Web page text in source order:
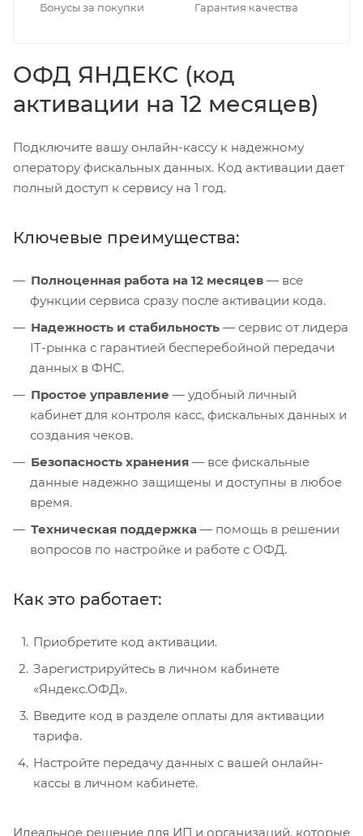
Бонусы за покупки Гарантия качества
ОФД ЯНДЕКС (код
активации на 12 месяцев)
Подключите вашу онлайн-кассу к надежному
оператору фискальных данных. Код активации дает
полный доступ к сервису на 1 год.
Ключевые преимущества:
Полноценная работа на 12 месяцев — все
функции сервиса сразу после активации кода.
Надежность и стабильность — сервис от лидера
IT-рынка с гарантией бесперебойной передачи
данных в ФНС.
Простое управление — удобный личный
кабинет для контроля касс, фискальных данных и
создания чеков.
Безопасность хранения — все фискальные
данные надежно защищены и доступны в любое
время.
Техническая поддержка — помощь в решении
вопросов по настройке и работе с ОФД.
Как это работает:
Приобретите код активации.
Зарегистрируйтесь в личном кабинете
«Яндекс.ОФД».
Введите код в разделе оплаты для активации
тарифа.
Настройте передачу данных с вашей онлайн-
кассы в личном кабинете.
Идеальное решение для ИП и организаций, которые